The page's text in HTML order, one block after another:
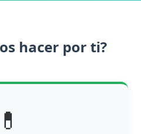
hacer por ti?
💊